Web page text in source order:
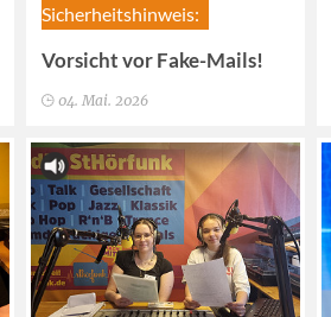
Sicherheitshinweis:
Vorsicht vor Fake-Mails!
04. Mai. 2026